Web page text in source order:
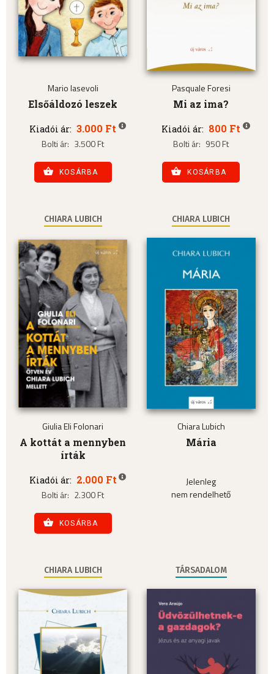
Mario Iasevoli
Elsőáldozó leszek
Kiadói ár: 3.000 Ft
Bolti ár: 3.500 Ft
KOSÁRBA
Pasquale Foresi
Mi az ima?
Kiadói ár: 800 Ft
Bolti ár: 950 Ft
KOSÁRBA
CHIARA LUBICH
Giulia Eli Folonari
A kottát a mennyben
írták
Kiadói ár: 2.000 Ft
Bolti ár: 2.300 Ft
KOSÁRBA
CHIARA LUBICH
Chiara Lubich
Mária
Jelenleg
nem rendelhető
CHIARA LUBICH TÁRSADALOM